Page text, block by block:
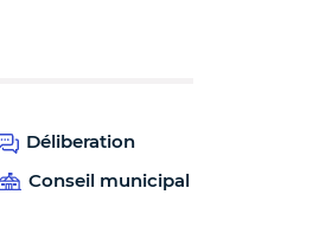
Déliberation
Conseil municipal